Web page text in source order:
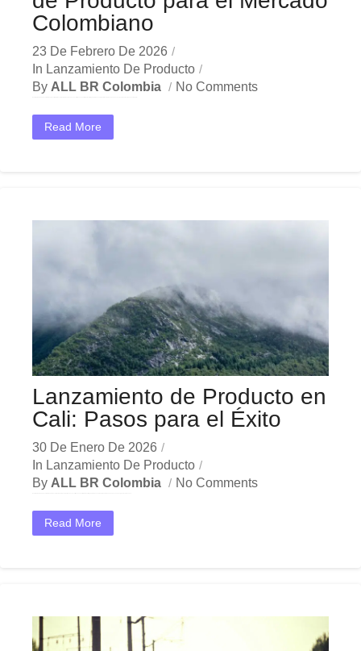
Colombiano
23 De Febrero De 2026
In Lanzamiento De Producto
By ALL BR Colombia No Comments
Read More
Lanzamiento de Producto en
Cali: Pasos para el Éxito
30 De Enero De 2026
In Lanzamiento De Producto
By ALL BR Colombia No Comments
Read More